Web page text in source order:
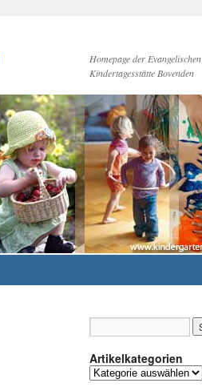
Homepage der Evangelischen
Kindertagesstätte Bovenden
Artikelkategorien